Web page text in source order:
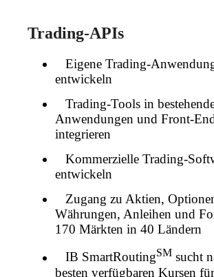
Trading-APIs
Eigene Trading-
entwickeln
Trading-Tools in
Anwendungen und Front-
integrieren
Kommerzielle Trading-
entwickeln
Zugang zu Aktien,
Währungen, Anleihen und
170 Märkten in 40 Ländern
IB SmartRoutingSM sucht
besten verfügbaren Kursen